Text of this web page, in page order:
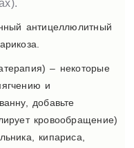
антицеллюлитный
– некоторые
и
добавьте
кровообращение)
кипариса,